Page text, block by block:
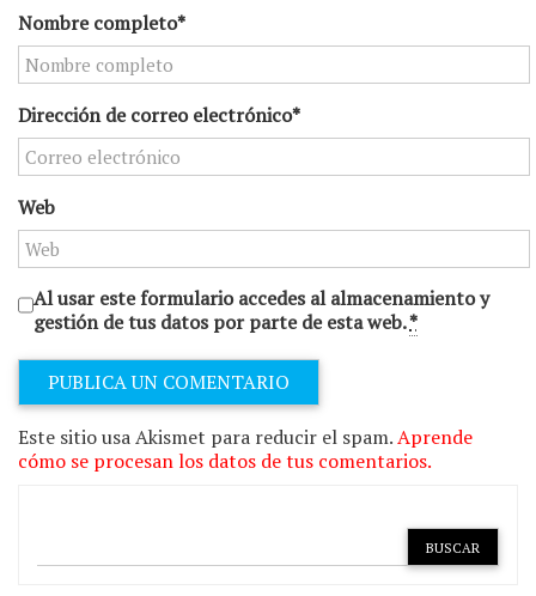
Nombre completo*
Dirección de correo electrónico*
Web
Al usar este formulario accedes al almacenamiento y
gestión de tus datos por parte de esta web.*
Este sitio usa Akismet para reducir el spam.Aprende
cómo se procesan los datos de tus comentarios.